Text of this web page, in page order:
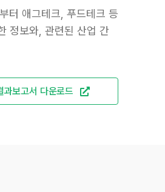
터 애그테크, 푸드테크 등
정보와, 관련된 산업 간
과보고서 다운로드